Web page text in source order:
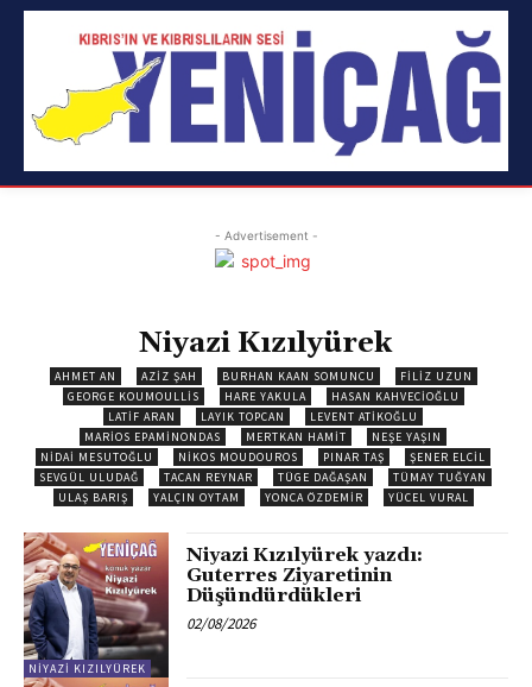
- Advertisement -
Niyazi Kızılyürek
AHMET AN AZIZ ŞAH BURHAN KAAN SOMUNCU
FILIZ UZUN
GEORGE KOUMOULLIS
HARE YAKULA
HASAN KAHVECIOĞLU
LATIF ARAN
LAYIK TOPCAN
LEVENT ATIKOĞLU
MARIOS EPAMINONDAS
MERTKAN HAMIT
NEŞE YAŞIN
NIDAI MESUTOĞLU
NIKOS MOUDOUROS PINAR TAŞ
ŞENER ELCIL
SEVGÜL ULUDAĞ
TACAN REYNAR TÜGE DAĞAŞAN
TÜMAY TUĞYAN
ULAŞ BARIŞ
YALÇIN OYTAM YONCA ÖZDEMIR YÜCEL VURAL
NIYAZI KIZILYÜREK
Niyazi Kızılyürek yazdı:
Guterres Ziyaretinin
Düşündürdükleri
02/08/2026